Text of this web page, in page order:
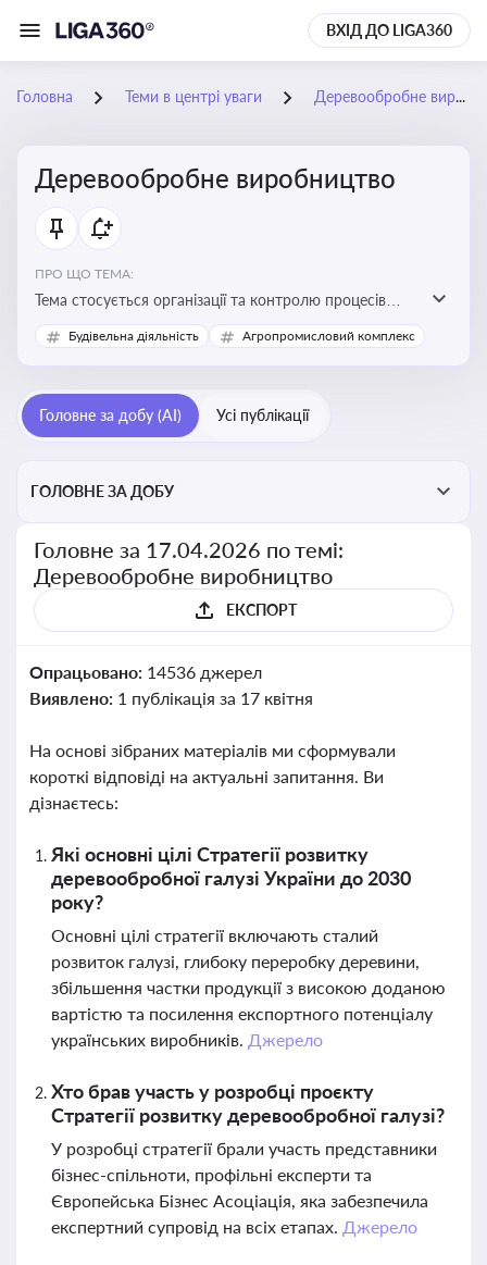
ВХІД ДО LIGA360
Головна Теми в центрі уваги Деревообробне виробництво
Деревообробне виробництво
ПРО ЩО ТЕМА:
Тема стосується організації та контролю процесів
переробки деревини, дотримання технічних
стандартів, екологічних вимог і безпеки праці на
Будівельна діяльність Агропромисловий комплекс
Головне за добу (AI) Усі публікації
ГОЛОВНЕ ЗА ДОБУ
Головне за 17.04.2026 по темі:
Деревообробне виробництво
ЕКСПОРТ
Опрацьовано: 14536 джерел
Виявлено: 1 публікація за 17 квітня
На основі зібраних матеріалів ми сформували
короткі відповіді на актуальні запитання. Ви
дізнаєтесь:
Які основні цілі Стратегії розвитку
деревообробної галузі України до 2030
року?
Основні цілі стратегії включають сталий
розвиток галузі, глибоку переробку деревини,
збільшення частки продукції з високою доданою
вартістю та посилення експортного потенціалу
українських виробників. Джерело
Хто брав участь у розробці проєкту
Стратегії розвитку деревообробної галузі?
У розробці стратегії брали участь представники
бізнес-спільноти, профільні експерти та
Європейська Бізнес Асоціація, яка забезпечила
експертний супровід на всіх етапах. Джерело